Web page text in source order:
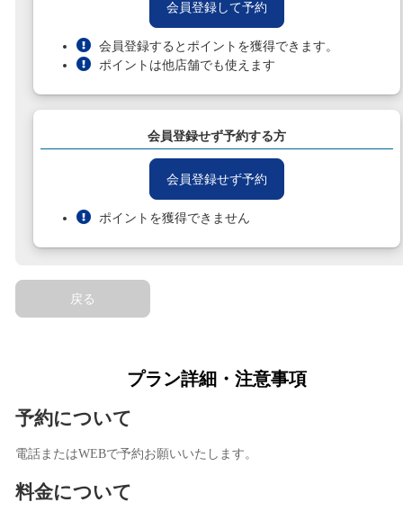
会員登録して予約
会員登録するとポイントを獲得できます。
ポイントは他店舗でも使えます
会員登録せず予約する方
会員登録せず予約
ポイントを獲得できません
戻る
プラン詳細・注意事項
予約について
電話またはWEBで予約お願いいたします。
料金について